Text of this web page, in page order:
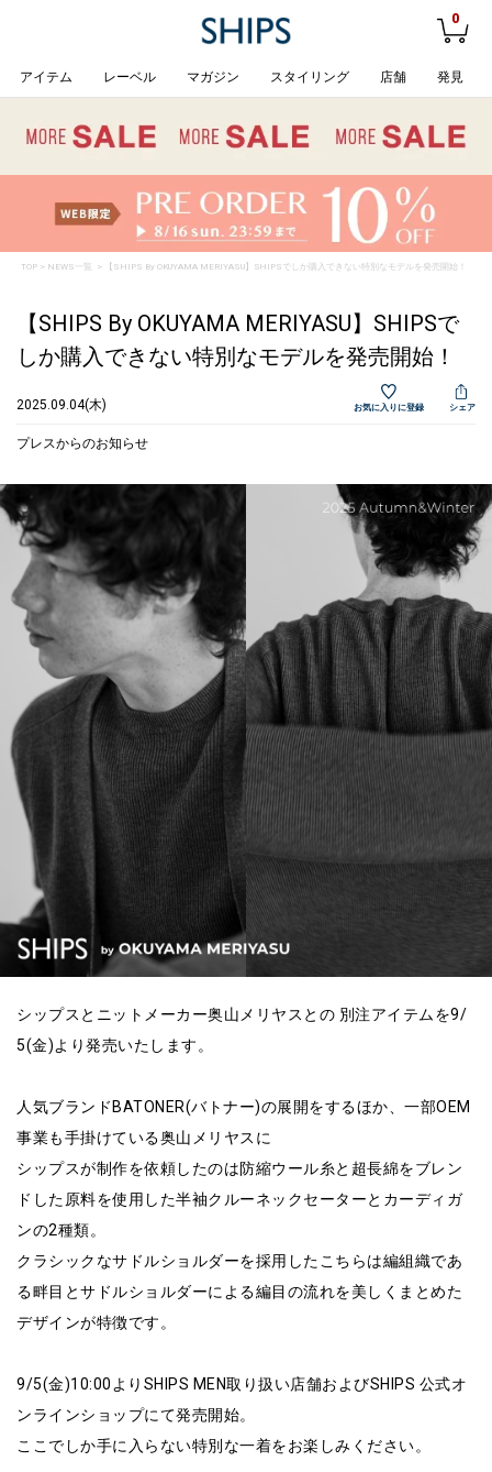
0
アイテム レーベル マガジン スタイリング 店舗 発見
TOP> NEWS一覧 > 【SHIPS By OKUYAMA MERIYASU】SHIPSでしか購入できない特別なモデルを発売開始！
【SHIPS By OKUYAMA MERIYASU】SHIPSで
しか購入できない特別なモデルを発売開始！
2025.09.04(木) お気に入りに登録 シェア
プレスからのお知らせ
シップスとニットメーカー奥山メリヤスとの 別注アイテムを9/
5(金)より発売いたします。
人気ブランドBATONER(バトナー)の展開をするほか、一部OEM
事業も手掛けている奥山メリヤスに
シップスが制作を依頼したのは防縮ウール糸と超長綿をブレン
ドした原料を使用した半袖クルーネックセーターとカーディガ
ンの2種類。
クラシックなサドルショルダーを採用したこちらは編組織であ
る畔目とサドルショルダーによる編目の流れを美しくまとめた
デザインが特徴です。
9/5(金)10:00よりSHIPS MEN取り扱い店舗およびSHIPS 公式オ
ンラインショップにて発売開始。
ここでしか手に入らない特別な一着をお楽しみください。